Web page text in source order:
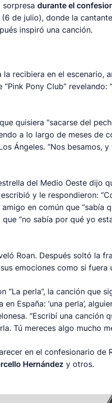
sorpresadurante el
de julio), donde la
inspiró una canción.
recibiera en el escenario,
Pony Club” revelando:
quisiera “sacarse del
a lo largo de meses de
Ángeles. “Nos besamos,
del Medio Oeste dijo
y le respondieron:
en común que “sabía
“no sabía por qué yo
Roan. Después soltó la
emociones como si fuera
“La perla”, la canción que
España: ‘una perla’,
“Escribí una canción
Tú mereces algo mucho
en el confesionario de
Hernández y otros.